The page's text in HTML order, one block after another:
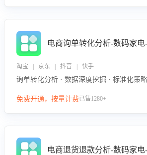
电商询单转化分析-数码家
淘宝 | 京东 | 抖音 | 快手
询单转化分析 · 数据深度挖掘 · 标准化策略
免费开通，按量计费已售1280+
电商退货退款分析-数码家